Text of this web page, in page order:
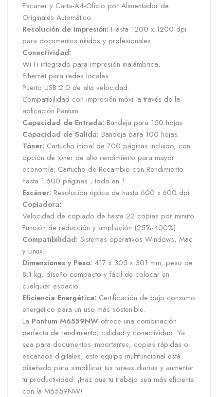
Escaner y Carta-A4-Oficio por Alimentador de
Originales Automático.
Resolución de Impresión: Hasta 1200 x 1200 dpi
para documentos nítidos y profesionales.
Conectividad:
Wi-Fi integrado para impresión inalámbrica.
Ethernet para redes locales.
Puerto USB 2.0 de alta velocidad.
Compatibilidad con impresión móvil a través de la
aplicación Pantum.
Capacidad de Entrada: Bandeja para 150 hojas.
Capacidad de Salida: Bandeja para 100 hojas.
Tóner: Cartucho inicial de 700 páginas incluido, con
opción de tóner de alto rendimiento para mayor
economía; Cartucho de Recambio con Rendimiento
hasta 1.600 páginas , todo en 1.
Escáner: Resolución óptica de hasta 600 x 600 dpi.
Copiadora:
Velocidad de copiado de hasta 22 copias por minuto.
Función de reducción y ampliación (25%-400%).
Compatibilidad: Sistemas operativos Windows, Mac
y Linux.
Dimensiones y Peso: 417 x 305 x 301 mm, peso de
8.1 kg, diseño compacto y fácil de colocar en
cualquier espacio.
Eficiencia Energética: Certificación de bajo consumo
energético para un uso más sostenible.
La Pantum M6559NW ofrece una combinación
perfecta de rendimiento, calidad y conectividad. Ya
sea para documentos importantes, copias rápidas o
escaneos digitales, este equipo multifuncional está
diseñado para simplificar tus tareas diarias y aumentar
tu productividad. ¡Haz que tu trabajo sea más eficiente
con la M6559NW!